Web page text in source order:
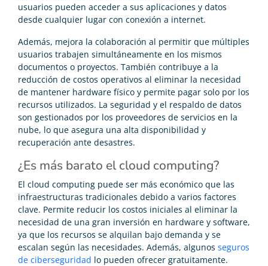
usuarios pueden acceder a sus aplicaciones y datos
desde cualquier lugar con conexión a internet.
Además, mejora la colaboración al permitir que múltiples
usuarios trabajen simultáneamente en los mismos
documentos o proyectos. También contribuye a la
reducción de costos operativos al eliminar la necesidad
de mantener hardware físico y permite pagar solo por los
recursos utilizados. La seguridad y el respaldo de datos
son gestionados por los proveedores de servicios en la
nube, lo que asegura una alta disponibilidad y
recuperación ante desastres.
¿Es más barato el cloud computing?
El cloud computing puede ser más económico que las
infraestructuras tradicionales debido a varios factores
clave. Permite reducir los costos iniciales al eliminar la
necesidad de una gran inversión en hardware y software,
ya que los recursos se alquilan bajo demanda y se
escalan según las necesidades. Además, algunos seguros
de ciberseguridad lo pueden ofrecer gratuitamente.